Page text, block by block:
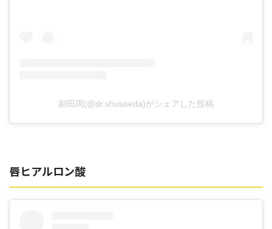
副田周(@dr.shusoeda)がシェアした投稿
唇ヒアルロン酸